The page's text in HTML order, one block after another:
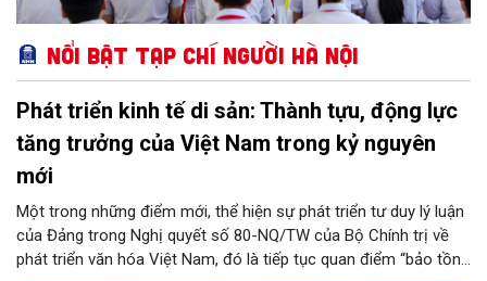
Nổi bật Tạp chí Người Hà Nội
Phát triển kinh tế di sản: Thành tựu, động lực
tăng trưởng của Việt Nam trong kỷ nguyên
mới
Một trong những điểm mới, thể hiện sự phát triển tư duy lý luận
của Đảng trong Nghị quyết số 80-NQ/TW của Bộ Chính trị về
phát triển văn hóa Việt Nam, đó là tiếp tục quan điểm “bảo tồn